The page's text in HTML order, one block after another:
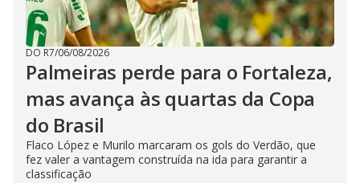
DO R7/06/08/2026
Palmeiras perde para o Fortaleza,
mas avança às quartas da Copa
do Brasil
Flaco López e Murilo marcaram os gols do Verdão, que
fez valer a vantagem construída na ida para garantir a
classificação